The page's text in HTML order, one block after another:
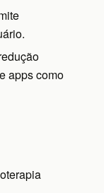
apps como